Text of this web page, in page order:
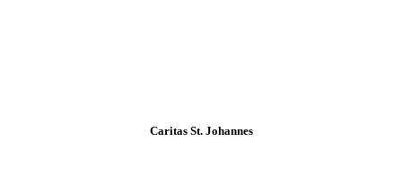
Caritas St. Johannes